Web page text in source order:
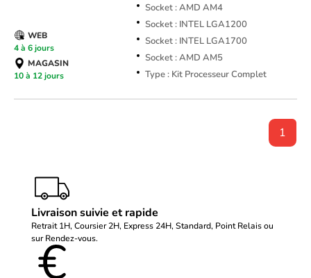
Socket : AMD AM4
Socket : INTEL LGA1200
Socket : INTEL LGA1700
Socket : AMD AM5
Type : Kit Processeur Complet
WEB
4 à 6 jours
MAGASIN
10 à 12 jours
1
Livraison suivie et rapide
Retrait 1H, Coursier 2H, Express 24H, Standard, Point Relais ou
sur Rendez-vous.